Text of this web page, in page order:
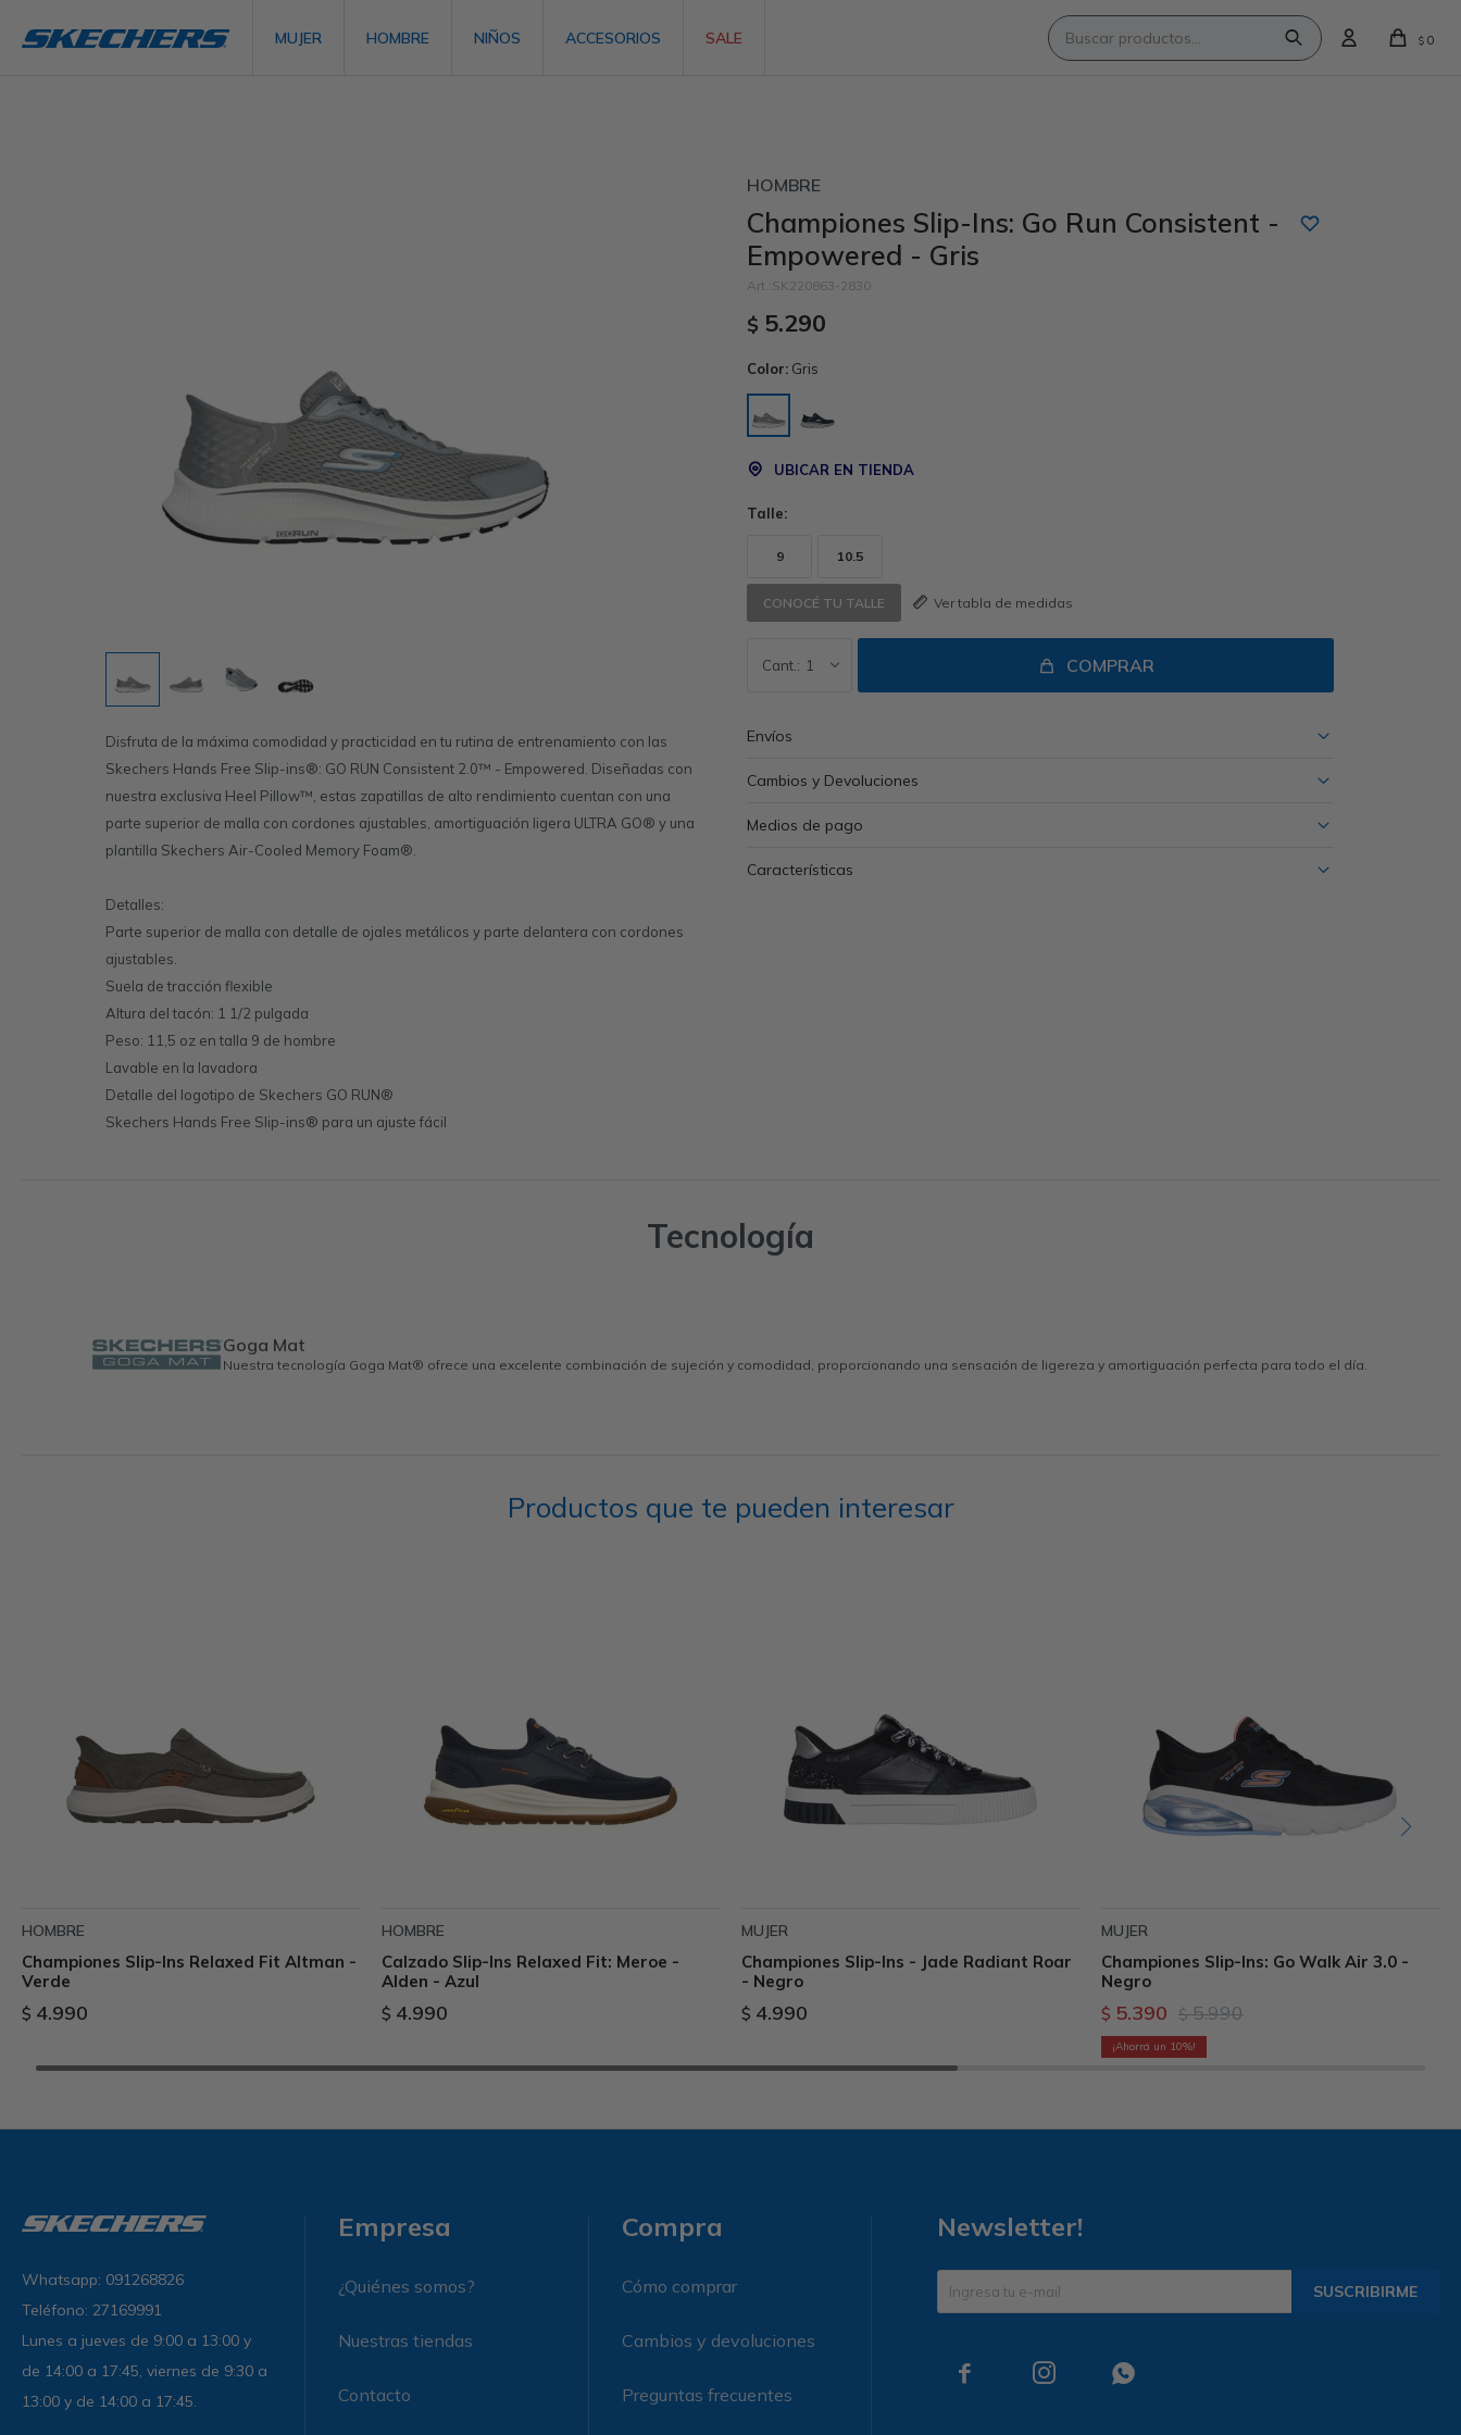
MUJER HOMBRE NIÑOS ACCESORIOS SALE $ 0
Disfruta de la máxima comodidad y practicidad en tu rutina de entrenamiento con las
Skechers Hands Free Slip-ins®: GO RUN Consistent 2.0™ - Empowered. Diseñadas con
nuestra exclusiva Heel Pillow™, estas zapatillas de alto rendimiento cuentan con una
parte superior de malla con cordones ajustables, amortiguación ligera ULTRA GO® y una
plantilla Skechers Air-Cooled Memory Foam®.
Detalles:
Parte superior de malla con detalle de ojales metálicos y parte delantera con cordones
ajustables.
Suela de tracción flexible
Altura del tacón: 1 1/2 pulgada
Peso: 11,5 oz en talla 9 de hombre
Lavable en la lavadora
Detalle del logotipo de Skechers GO RUN®
Skechers Hands Free Slip-ins® para un ajuste fácil
HOMBRE
Championes Slip-Ins: Go Run Consistent -
Empowered - Gris
SK220863-2830
$ 5.290
Color: Gris
UBICAR EN TIENDA
Talle:
9 10.5
CONOCÉ TU TALLE Ver tabla de medidas
1 COMPRAR
Envíos
Cambios y Devoluciones
Medios de pago
Características
Tecnología
Goga Mat
Nuestra tecnología Goga Mat® ofrece una excelente combinación de sujeción y comodidad, proporcionando una sensación de ligereza y amortiguación perfecta para todo el día.
Productos que te pueden interesar
HOMBRE
Championes Slip-Ins Relaxed Fit Altman -
Verde
$ 4.990
HOMBRE
Calzado Slip-Ins Relaxed Fit: Meroe -
Alden - Azul
$ 4.990
MUJER
Championes Slip-Ins - Jade Radiant Roar
- Negro
$ 4.990
MUJER
Championes Slip-Ins: Go Walk Air 3.0 -
Negro
$ 5.390 $ 5.990
10
Whatsapp: 091268826
Teléfono: 27169991
Lunes a jueves de 9:00 a 13:00 y
de 14:00 a 17:45, viernes de 9:30 a
13:00 y de 14:00 a 17:45.
Empresa
¿Quiénes somos?
Nuestras tiendas
Contacto
Compra
Cómo comprar
Cambios y devoluciones
Preguntas frecuentes
Newsletter!
SUSCRIBIRME
  